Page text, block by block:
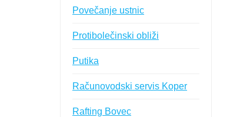
Povečanje ustnic
Protibolečinski obliži
Putika
Računovodski servis Koper
Rafting Bovec